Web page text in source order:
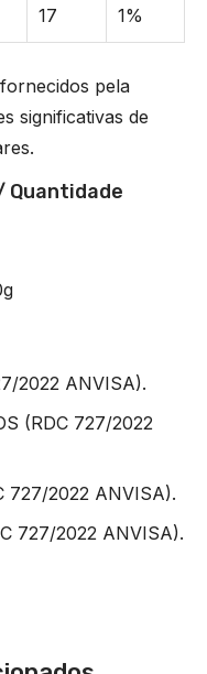
17 1%
pela
significativas de
Quantidade
2022 ANVISA).
(RDC 727/2022
727/2022 ANVISA).
727/2022 ANVISA).